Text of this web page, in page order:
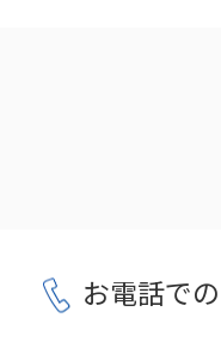
お電話で